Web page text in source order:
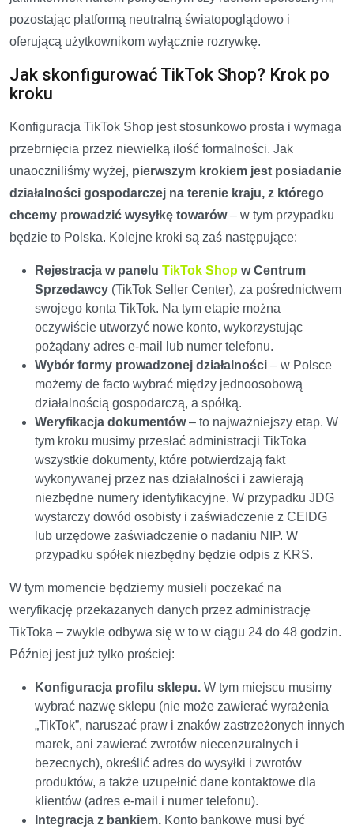
pozostając platformą neutralną światopoglądowo i
oferującą użytkownikom wyłącznie rozrywkę.
Jak skonfigurować TikTok Shop? Krok po
kroku
Konfiguracja TikTok Shop jest stosunkowo prosta i wymaga
przebrnięcia przez niewielką ilość formalności. Jak
unaoczniliśmy wyżej, pierwszym krokiem jest posiadanie
działalności gospodarczej na terenie kraju, z którego
chcemy prowadzić wysyłkę towarów– w tym przypadku
będzie to Polska. Kolejne kroki są zaś następujące:
Rejestracja w panelu TikTok Shop w Centrum
Sprzedawcy (TikTok Seller Center), za pośrednictwem
swojego konta TikTok. Na tym etapie można
oczywiście utworzyć nowe konto, wykorzystując
pożądany adres e-mail lub numer telefonu.
Wybór formy prowadzonej działalności – w Polsce
możemy de facto wybrać między jednoosobową
działalnością gospodarczą, a spółką.
Weryfikacja dokumentów– to najważniejszy etap. W
tym kroku musimy przesłać administracji TikToka
wszystkie dokumenty, które potwierdzają fakt
wykonywanej przez nas działalności i zawierają
niezbędne numery identyfikacyjne. W przypadku JDG
wystarczy dowód osobisty i zaświadczenie z CEIDG
lub urzędowe zaświadczenie o nadaniu NIP. W
przypadku spółek niezbędny będzie odpis z KRS.
W tym momencie będziemy musieli poczekać na
weryfikację przekazanych danych przez administrację
TikToka – zwykle odbywa się w to w ciągu 24 do 48 godzin.
Później jest już tylko prościej:
Konfiguracja profilu sklepu. W tym miejscu musimy
wybrać nazwę sklepu (nie może zawierać wyrażenia
„TikTok”, naruszać praw i znaków zastrzeżonych innych
marek, ani zawierać zwrotów niecenzuralnych i
bezecnych), określić adres do wysyłki i zwrotów
produktów, a także uzupełnić dane kontaktowe dla
klientów (adres e-mail i numer telefonu).
Integracja z bankiem. Konto bankowe musi być